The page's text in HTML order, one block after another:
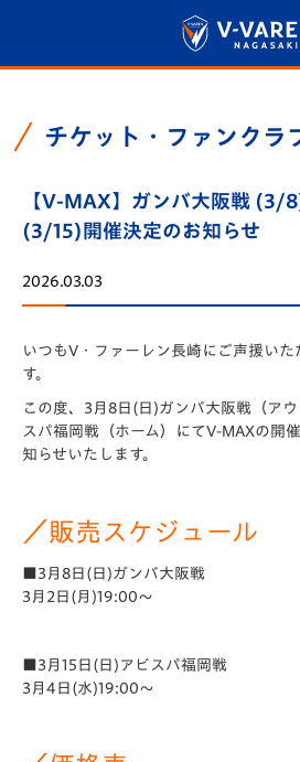
チケット・ファンクラ
【V-MAX】ガンバ大阪戦 (3/
(3/15)開催決定のお知らせ
2026.03.03
いつもV・ ファーレン長崎にご声援い
す。
この度、3月8日(日)ガンバ大阪戦（ア
スパ福岡戦（ホーム）にてV-MAXの開
知らせいたします。
／販売スケジュール
■3月8日(日)ガンバ大阪戦
3月2日(月)19:00～
■3月15日(日)アビスパ福岡戦
3月4日(水)19:00～